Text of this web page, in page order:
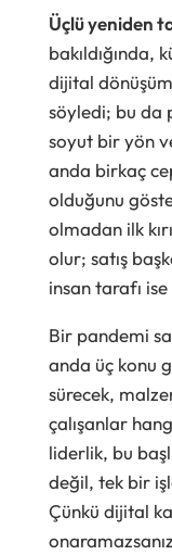
Üçlü yeniden
bakıldığında,
dijital
söyledi; bu da
soyut bir yön
anda birkaç
olduğunu
olmadan ilk
olur; satış
insan tarafı
Bir pandemi
anda üç konu
sürecek,
çalışanlar
liderlik, bu
değil, tek bir
Çünkü dijital